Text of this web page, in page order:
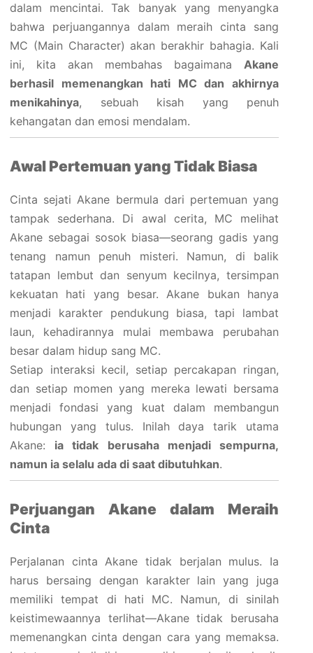
dalam mencintai. Tak banyak yang menyangka
bahwa perjuangannya dalam meraih cinta sang
MC (Main Character) akan berakhir bahagia. Kali
ini, kita akan membahas bagaimana Akane
berhasil memenangkan hati MC dan akhirnya
menikahinya, sebuah kisah yang penuh
kehangatan dan emosi mendalam.
Awal Pertemuan yang Tidak Biasa
Cinta sejati Akane bermula dari pertemuan yang
tampak sederhana. Di awal cerita, MC melihat
Akane sebagai sosok biasa—seorang gadis yang
tenang namun penuh misteri. Namun, di balik
tatapan lembut dan senyum kecilnya, tersimpan
kekuatan hati yang besar. Akane bukan hanya
menjadi karakter pendukung biasa, tapi lambat
laun, kehadirannya mulai membawa perubahan
besar dalam hidup sang MC.
Setiap interaksi kecil, setiap percakapan ringan,
dan setiap momen yang mereka lewati bersama
menjadi fondasi yang kuat dalam membangun
hubungan yang tulus. Inilah daya tarik utama
Akane: ia tidak berusaha menjadi sempurna,
namun ia selalu ada di saat dibutuhkan.
Perjuangan Akane dalam Meraih
Cinta
Perjalanan cinta Akane tidak berjalan mulus. Ia
harus bersaing dengan karakter lain yang juga
memiliki tempat di hati MC. Namun, di sinilah
keistimewaannya terlihat—Akane tidak berusaha
memenangkan cinta dengan cara yang memaksa.